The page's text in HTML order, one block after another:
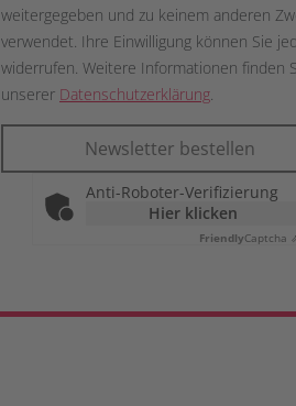
weitergegeben und zu keinem anderen
verwendet. Ihre Einwilligung können Sie
widerrufen. Weitere Informationen finden
unserer Datenschutzerklärung.
Newsletter bestellen
Anti-Roboter-Verifizierung
Hier klicken
FriendlyCaptcha